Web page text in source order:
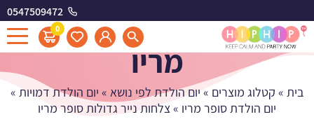
0547509472
0
צלחות נייר גדולות סופר
מריו
בית » קטלוג מוצרים » יום הולדת לפי נושא » יום הולדת דמויות »
יום הולדת סופר מריו »צלחות נייר גדולות סופר מריו